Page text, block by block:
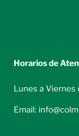
Horarios de
Lunes a
Email: